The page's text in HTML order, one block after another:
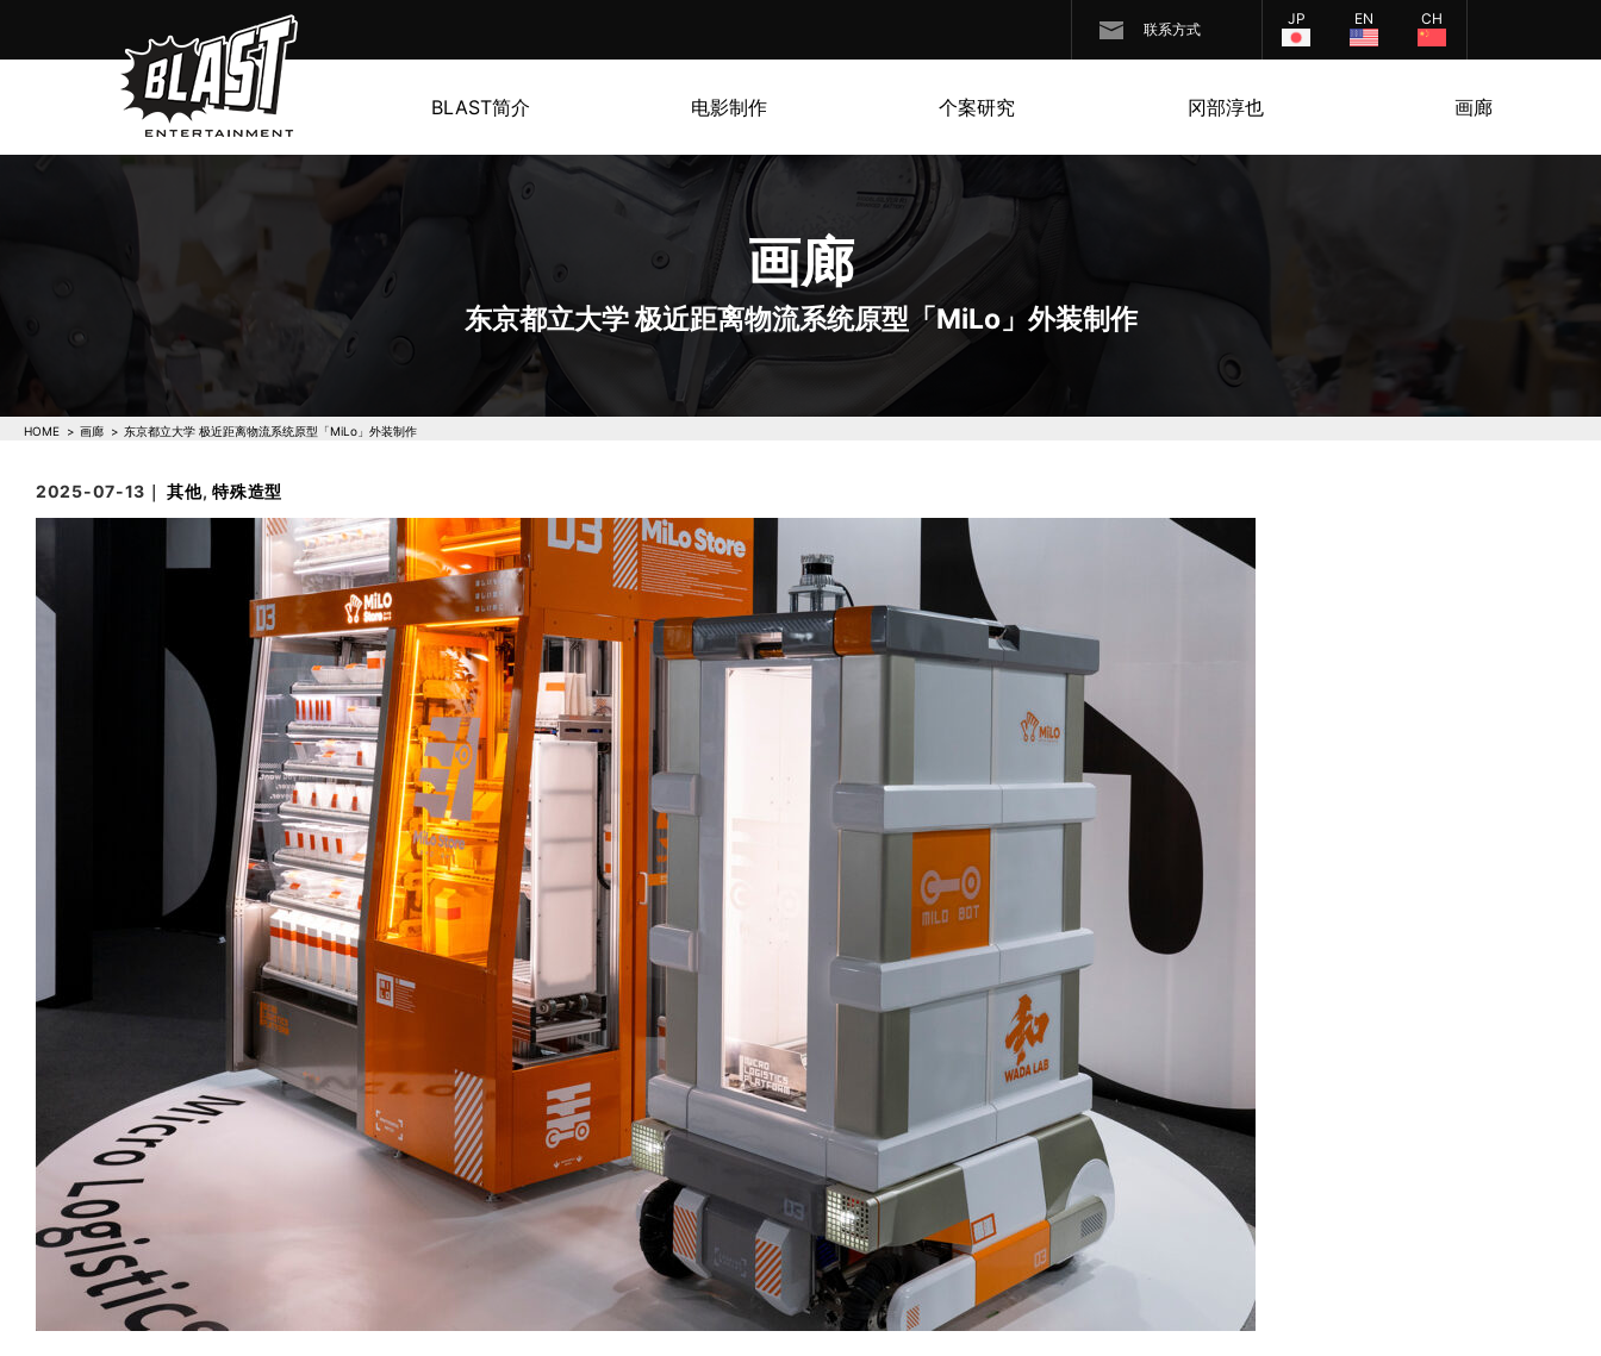
联系方式
JP EN CH
BLAST简介 电影制作 个案研究 冈部淳也 画廊
画廊
东京都立大学 极近距离物流系统原型「MiLo」外装制作
HOME 画廊 东京都立大学 极近距离物流系统原型「MiLo」外装制作
2025-07-13｜其他,特殊造型